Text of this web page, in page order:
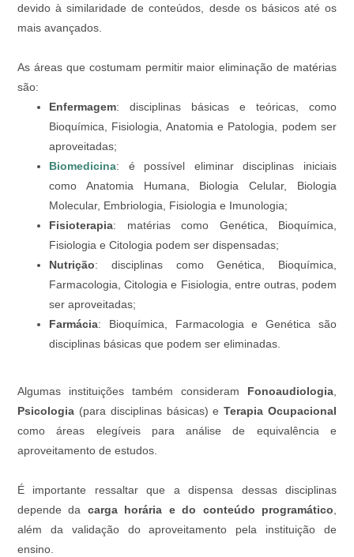
devido à similaridade de conteúdos, desde os básicos até os
mais avançados.
As áreas que costumam permitir maior eliminação de matérias
são:
Enfermagem: disciplinas básicas e teóricas, como
Bioquímica, Fisiologia, Anatomia e Patologia, podem ser
aproveitadas;
Biomedicina: é possível eliminar disciplinas iniciais
como Anatomia Humana, Biologia Celular, Biologia
Molecular, Embriologia, Fisiologia e Imunologia;
Fisioterapia: matérias como Genética, Bioquímica,
Fisiologia e Citologia podem ser dispensadas;
Nutrição: disciplinas como Genética, Bioquímica,
Farmacologia, Citologia e Fisiologia, entre outras, podem
ser aproveitadas;
Farmácia: Bioquímica, Farmacologia e Genética são
disciplinas básicas que podem ser eliminadas.
Algumas instituições também consideram Fonoaudiologia
Psicologia (para disciplinas básicas) e Terapia Ocupacional
como áreas elegíveis para análise de equivalência e
aproveitamento de estudos.
É importante ressaltar que a dispensa dessas disciplinas
depende da carga horária e do conteúdo programático
além da validação do aproveitamento pela instituição de
ensino.